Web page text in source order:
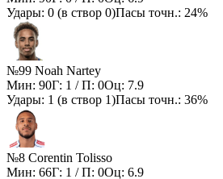
Удары: 0 (в створ 0)Пасы точн.: 24%
№99 Noah Nartey
Мин: 90Г: 1 / П: 0Оц: 7.9
Удары: 1 (в створ 1)Пасы точн.: 36%
№8 Corentin Tolisso
Мин: 66Г: 1 / П: 0Оц: 6.9